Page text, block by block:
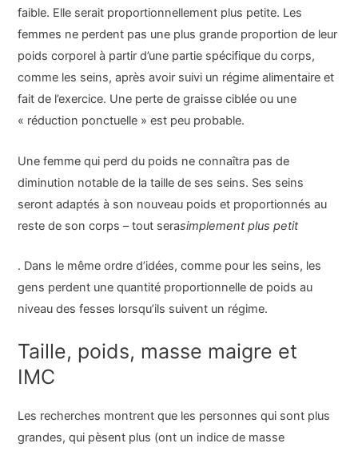
faible. Elle serait proportionnellement plus petite. Les
femmes ne perdent pas une plus grande proportion de leur
poids corporel à partir d’une partie spécifique du corps,
comme les seins, après avoir suivi un régime alimentaire et
fait de l’exercice. Une perte de graisse ciblée ou une
« réduction ponctuelle » est peu probable.
Une femme qui perd du poids ne connaîtra pas de
diminution notable de la taille de ses seins. Ses seins
seront adaptés à son nouveau poids et proportionnés au
reste de son corps – tout serasimplement plus petit
. Dans le même ordre d’idées, comme pour les seins, les
gens perdent une quantité proportionnelle de poids au
niveau des fesses lorsqu’ils suivent un régime.
Taille, poids, masse maigre et
IMC
Les recherches montrent que les personnes qui sont plus
grandes, qui pèsent plus (ont un indice de masse